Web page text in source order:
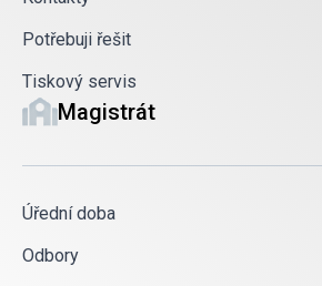
Potřebuji řešit
Tiskový servis
Magistrát
Úřední doba
Odbory